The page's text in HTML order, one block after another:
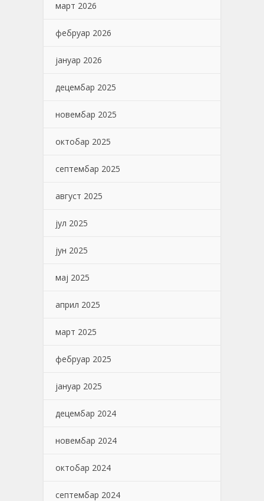
март 2026
фебруар 2026
јануар 2026
децембар 2025
новембар 2025
октобар 2025
септембар 2025
август 2025
јул 2025
јун 2025
мај 2025
април 2025
март 2025
фебруар 2025
јануар 2025
децембар 2024
новембар 2024
октобар 2024
септембар 2024